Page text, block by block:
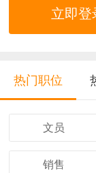
立即登
热门职位
文员
销售